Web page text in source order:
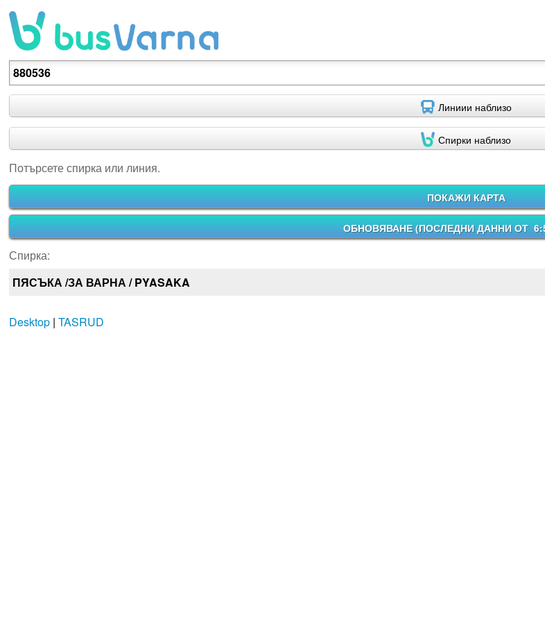
Потърсете спирка или линия.
Линиии наблизо
Спирки наблизо
Потърсете спирка или линия.
ПОКАЖИ КАРТА
ОБНОВЯВАНЕ (ПОСЛЕДНИ ДАННИ ОТ
Спирка:
ПЯСЪКА /ЗА ВАРНА / PYASAKA
Desktop| TASRUD